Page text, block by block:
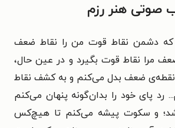
صوتی هنر رزم
دشمن نقاط قوت من را نقاط ضعف
مرا نقاط قوت بگیرد و در عین حال،
نقطه‌ی ضعف بدل می‌کنم و به کشف نقاط
رد پای خود را بدان‌گونه پنهان می‌کنم
و سکوت پیشه می‌کنم تا هیچ‌کس